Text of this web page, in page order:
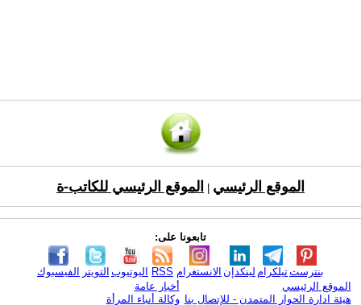
الموقع الرئيسي الموقع الرئيسي للكاتب-ة
تابعونا على:
الفيسبوك التويتر اليوتيوب RSS الانستغرام لينكدإن تيلكرامبنترست
الموقع الرئيسي
هيئة ادارة الحوار المتمدن - للإتصال بنا
أخبار عامة
وكالة أنباء المرأة